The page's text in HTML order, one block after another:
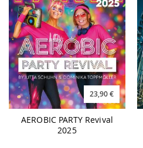
23,90 €
AEROBIC PARTY Revival
2025